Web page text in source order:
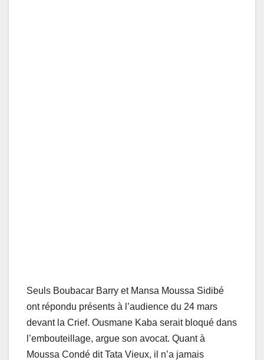
Seuls Boubacar Barry et Mansa Moussa Sidibé
ont répondu présents à l’audience du 24 mars
devant la Crief. Ousmane Kaba serait bloqué dans
l’embouteillage, argue son avocat. Quant à
Moussa Condé dit Tata Vieux, il n’a jamais